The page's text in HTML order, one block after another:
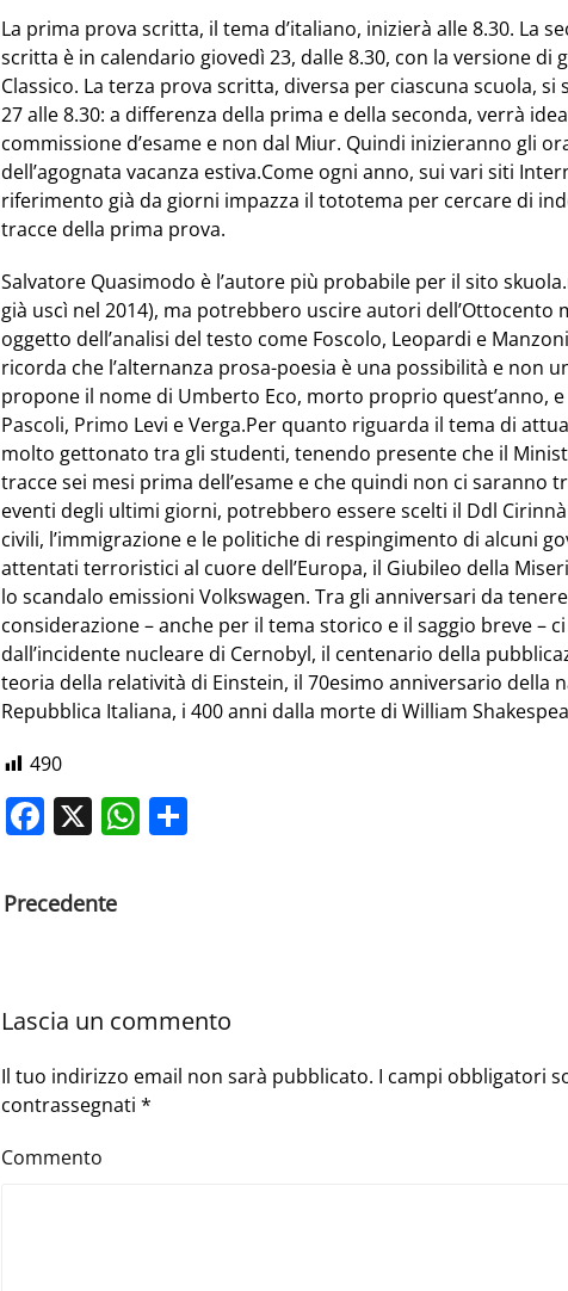
La prima prova scritta, il tema d’italiano, inizierà alle 8.30. La
scritta è in calendario giovedì 23, dalle 8.30, con la versione di
Classico. La terza prova scritta, diversa per ciascuna scuola, si
27 alle 8.30: a differenza della prima e della seconda, verrà
commissione d’esame e non dal Miur. Quindi inizieranno gli
dell’agognata vacanza estiva.Come ogni anno, sui vari siti
riferimento già da giorni impazza il tototema per cercare di
tracce della prima prova.
Salvatore Quasimodo è l’autore più probabile per il sito
già uscì nel 2014), ma potrebbero uscire autori dell’Ottocento
oggetto dell’analisi del testo come Foscolo, Leopardi e
ricorda che l’alternanza prosa-poesia è una possibilità e non
propone il nome di Umberto Eco, morto proprio quest’anno,
Pascoli, Primo Levi e Verga.Per quanto riguarda il tema di
molto gettonato tra gli studenti, tenendo presente che il
tracce sei mesi prima dell’esame e che quindi non ci saranno
eventi degli ultimi giorni, potrebbero essere scelti il Ddl
civili, l’immigrazione e le politiche di respingimento di alcuni
attentati terroristici al cuore dell’Europa, il Giubileo della
lo scandalo emissioni Volkswagen. Tra gli anniversari da
considerazione – anche per il tema storico e il saggio breve –
dall’incidente nucleare di Cernobyl, il centenario della
teoria della relatività di Einstein, il 70esimo anniversario della
Repubblica Italiana, i 400 anni dalla morte di William
490
Facebook
X WhatsApp
Precedente
Lascia un commento
Il tuo indirizzo email non sarà pubblicato. I campi obbligatori
contrassegnati *
Commento